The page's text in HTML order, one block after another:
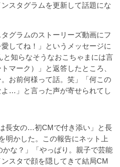
スタグラムを更新して話題にな
グラムのストーリーズ動画にフ
してね！」というメッセージに
知らなそうなおこちゃまには言
マーク）」と返答したところ、
お前何様って話。笑」「何この
…」と言った声が寄せられてし
長女の…初CMで付き添い」と長
明かした。この報告にネット上
な？」「やっぱり。親子で芸能
スタで顔を隠してきて結局CM